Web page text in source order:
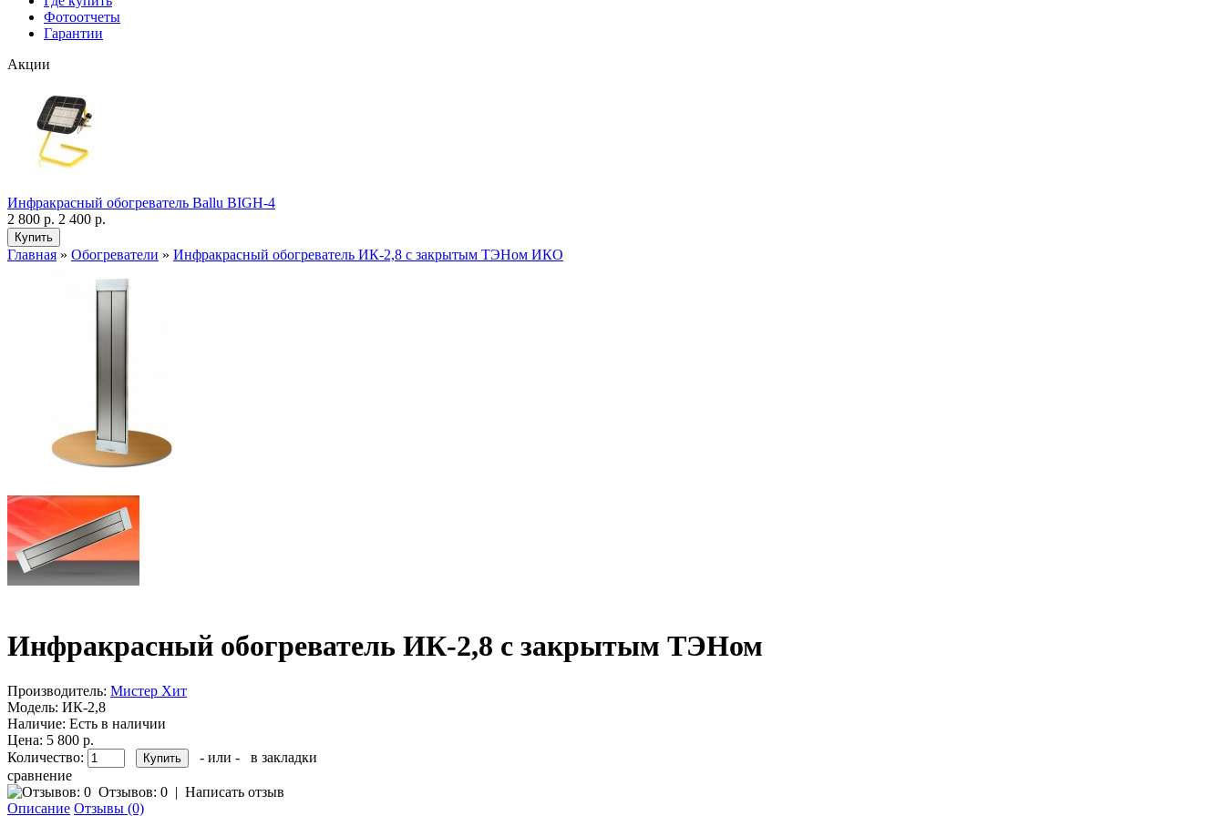
Фотоотчеты
Гарантии
Акции
Инфракрасный обогреватель Ballu BIGH-4
2 800 р. 2 400 р.
Главная » Обогреватели » Инфракрасный обогреватель ИК-2,8 с закрытым ТЭНом ИКО
Инфракрасный обогреватель ИК-2,8 с закрытым ТЭНом
Производитель: Мистер Хит
Модель: ИК-2,8
Наличие: Есть в наличии
Цена: 5 800 р.
Количество:
- или -
в закладки
сравнение
Отзывов: 0 | Написать отзыв
Описание Отзывы (0)